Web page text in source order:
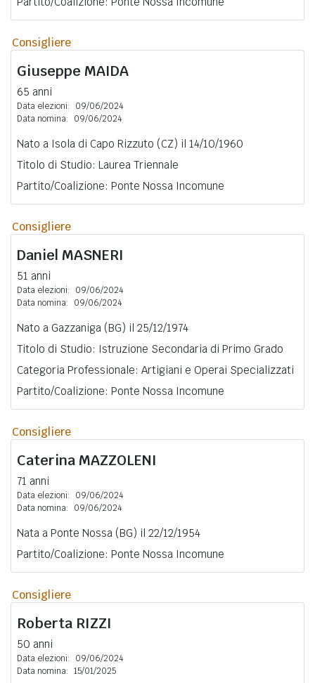
Consigliere
Giuseppe MAIDA
65 anni
Data elezioni:
09/06/2024
Data nomina:
09/06/2024
Nato a Isola di Capo Rizzuto (CZ) il 14/10/1960
Titolo di Studio: Laurea Triennale
Partito/Coalizione: Ponte Nossa Incomune
Consigliere
Daniel MASNERI
51 anni
Data elezioni:
09/06/2024
Data nomina:
09/06/2024
Nato a Gazzaniga (BG) il 25/12/1974
Titolo di Studio: Istruzione Secondaria di Primo Grado
Categoria Professionale: Artigiani e Operai Specializzati
Partito/Coalizione: Ponte Nossa Incomune
Consigliere
Caterina MAZZOLENI
71 anni
Data elezioni:
09/06/2024
Data nomina:
09/06/2024
Nata a Ponte Nossa (BG) il 22/12/1954
Partito/Coalizione: Ponte Nossa Incomune
Consigliere
Roberta RIZZI
50 anni
Data elezioni:
09/06/2024
Data nomina: 15/01/2025